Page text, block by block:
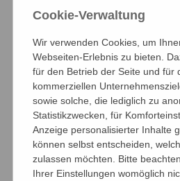
Cookie-Verwaltung
Wir verwenden Cookies, um
Webseiten-Erlebnis zu bieten.
für den Betrieb der Seite und für
kommerziellen
sowie solche, die lediglich zu
Statistikzwecken, für
Anzeige personalisierter Inhalte
können selbst entscheiden,
zulassen möchten. Bitte
Ihrer Einstellungen womöglich